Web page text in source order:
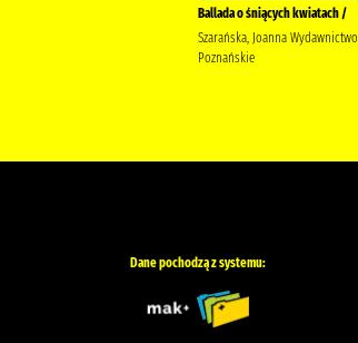
Ballada o śniących kwiatach /
Szarańska, Joanna Wydawnictwo
Poznańskie
Dane pochodzą z systemu: